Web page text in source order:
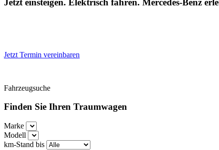
Jetzt einsteigen. Elektrisch fahren. Mercedes-Benz
Jetzt Termin vereinbaren
Fahrzeugsuche
Finden Sie Ihren Traumwagen
Marke
Modell
km-Stand bis